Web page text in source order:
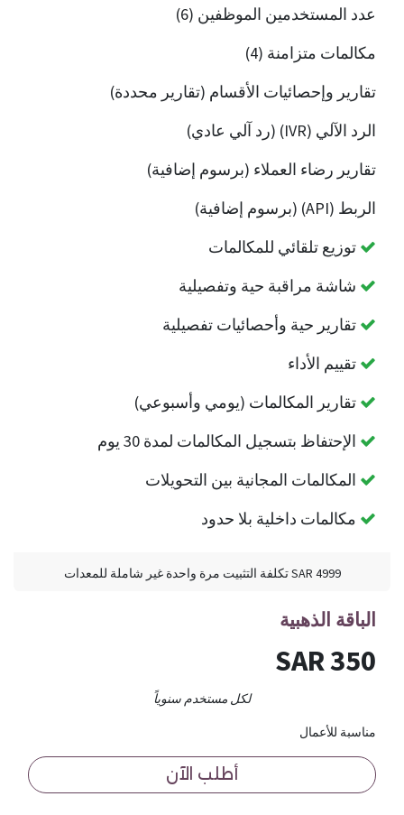
عدد المستخدمين الموظفين (6)
مكالمات متزامنة (4)
تقارير وإحصائيات الأقسام (تقارير محددة)
الرد الآلي (IVR) (رد آلي عادي)
تقارير رضاء العملاء (برسوم إضافية)
الربط (API) (برسوم إضافية)
توزيع تلقائي للمكالمات
شاشة مراقبة حية وتفصيلية
تقارير حية وأحصائيات تفصيلية
تقييم الأداء
تقارير المكالمات (يومي وأسبوعي)
الإحتفاظ بتسجيل المكالمات لمدة 30 يوم
المكالمات المجانية بين التحويلات
مكالمات داخلية بلا حدود
4999 SAR تكلفة التثبيت مرة واحدة غير شاملة للمعدات
الباقة الذهبية
350 SAR
لكل مستخدم سنوياً
مناسبة للأعمال
أطلب الآن